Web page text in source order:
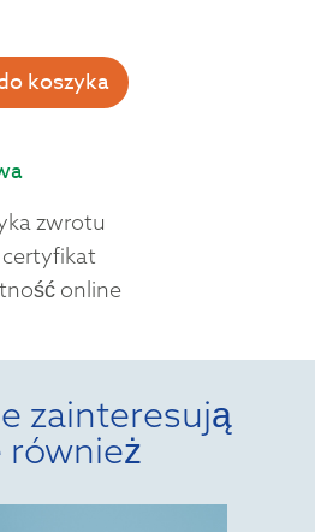
koszyka
zwrotu
online
zainteresują
również